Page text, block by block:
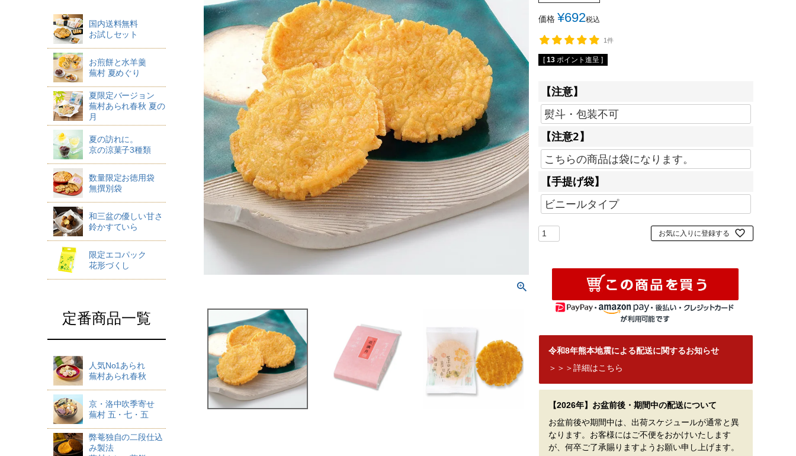
国内送料無料
お試しセット
お煎餅と水羊羹
蕪村 夏めぐり
夏限定バージョン
蕪村あられ春秋 夏の
月
夏の訪れに。
京の涼菓子3種類
数量限定お徳用袋
無撰別袋
和三盆の優しい甘さ
鈴かすていら
限定エコパック
花形づくし
定番商品一覧
人気No1あられ
蕪村あられ春秋
京・洛中吹季寄せ
蕪村 五・七・五
弊菴独自の二段仕込
み製法
価格 ¥692税込
1件
[ 13 ポイント進呈 ]
【注意】
【注意2】
【手提げ袋】
お気に入りに登録する
令和8年熊本地震による配送に関するお知らせ
＞＞＞詳細はこちら
【2026年】お盆前後・期間中の配送について
お盆前後や期間中は、出荷スケジュールが通常と異
なります。お客様にはご不便をおかけいたします
が、何卒ご了承賜りますようお願い申し上げます。